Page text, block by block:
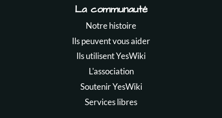
La communauté
Notre histoire
Ils peuvent vous aider
Ils utilisent YesWiki
L'association
Soutenir YesWiki
Services libres